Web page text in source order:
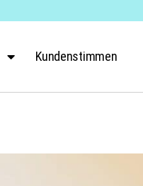
Kundenstimmen